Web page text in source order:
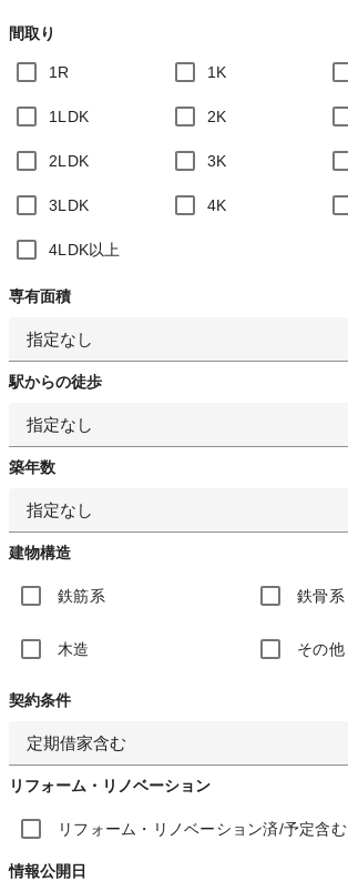
間取り
1R 1K
1LDK 2K
2LDK 3K
3LDK 4K
4LDK以上
専有面積
指定なし
駅からの徒歩
指定なし
築年数
指定なし
建物構造
鉄筋系 鉄骨系
木造 その他
契約条件
定期借家含む
リフォーム・リノベーション
リフォーム・リノベーション済/予定含む
情報公開日